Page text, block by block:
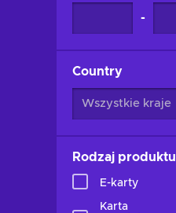
-
Country
Wszystkie kraje
Rodzaj produktu
E-karty
Karta